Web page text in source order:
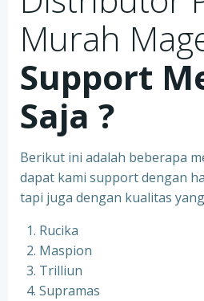
Murah
Support
Saja ?
Berikut ini adalah beberapa
dapat kami support dengan
tapi juga dengan kualitas
Rucika
Maspion
Trilliun
Supramas